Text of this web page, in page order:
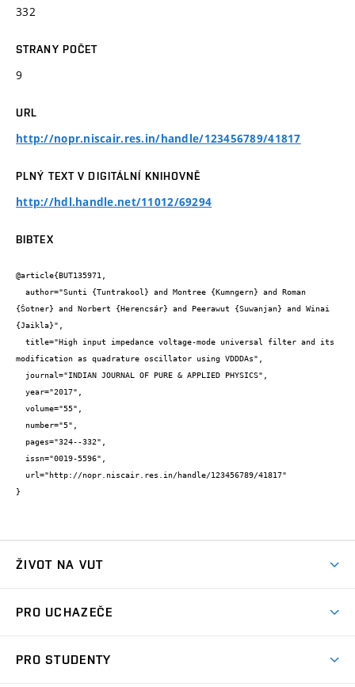
332
STRANY POČET
9
URL
http://nopr.niscair.res.in/handle/123456789/41817
PLNÝ TEXT V DIGITÁLNÍ KNIHOVNĚ
http://hdl.handle.net/11012/69294
BIBTEX
@article{BUT135971,
{Šotner} and Norbert {Herencsár} and Peerawut {Suwanjan} and Winai
{Jaikla}",
modification as quadrature oscillator using VDDDAs",
}
ŽIVOT NA VUT
Koleje
PRO UCHAZEČE
PRO STUDENTY